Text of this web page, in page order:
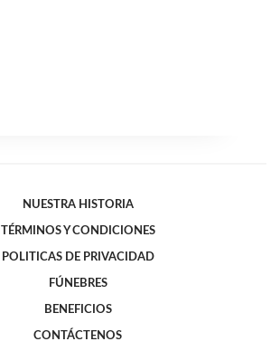
NUESTRA HISTORIA
TÉRMINOS Y CONDICIONES
POLITICAS DE PRIVACIDAD
FÚNEBRES
BENEFICIOS
CONTÁCTENOS